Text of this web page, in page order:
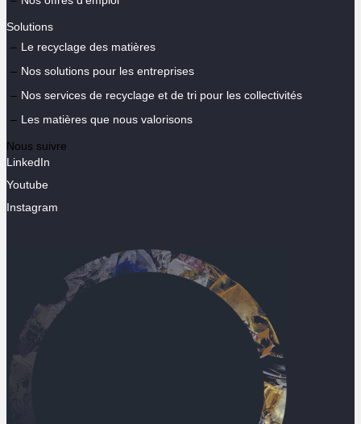
Solutions
Le recyclage des matières
Nos solutions pour les entreprises
Nos services de recyclage et de tri pour les collectivités
Les matières que nous valorisons
Nous suivre
LinkedIn
Youtube
Instagram